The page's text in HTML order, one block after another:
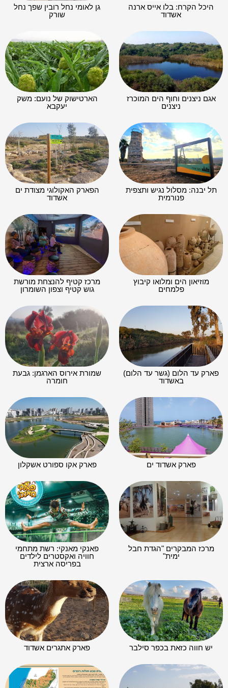
היכל הקרח: בלו אייס ארנה
אשדוד
גן לאומי נחל רובין שפך נחל
שורק
אגם ניצנים וחוף הים המוכרז
ניצנים
הארטישוק של נועם: משק
יעקבא
תל יבנה: מסלול נגיש ותצפית
פנורמית
הפארק האקולוגי מצודת ים
אשדוד
מוזיאון הים ומלואו קיבוץ
פלמחים
מרכז קטיף להנצחת מורשת
גוש קטיף וצפון השומרון
פארק עד הלום (גשר עד הלום)
באשדוד
שמורת אירוס הארגמן: גבעת
חומרה
פארק אשדוד ים פארק אקו ספורט אשקלון
מרכז המבקרים "הגדת חבל
ימית"
פאנקי מאנקי: רשת מתחמי
חוויה ואקסטרים לילדים
בפריסה ארצית
יש חווה כזאת בכפר סילבר פארק אתגרים אשדוד